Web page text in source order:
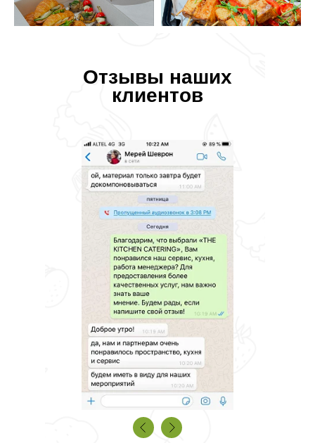
Отзывы наших
клиентов